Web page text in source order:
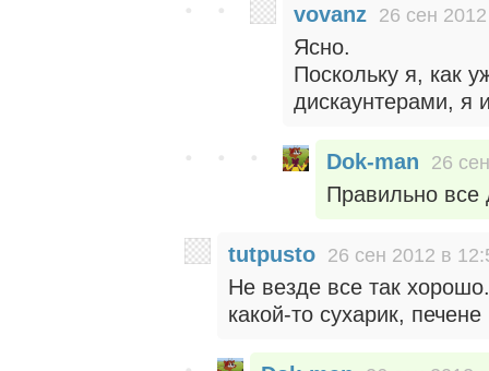
vovanz 26 сен
Ясно.
Поскольку я, как
дискаунтерами, я
Dok-man 26
Правильно все
tutpusto 26 сен 2012 в
Не везде все так
какой-то сухарик,